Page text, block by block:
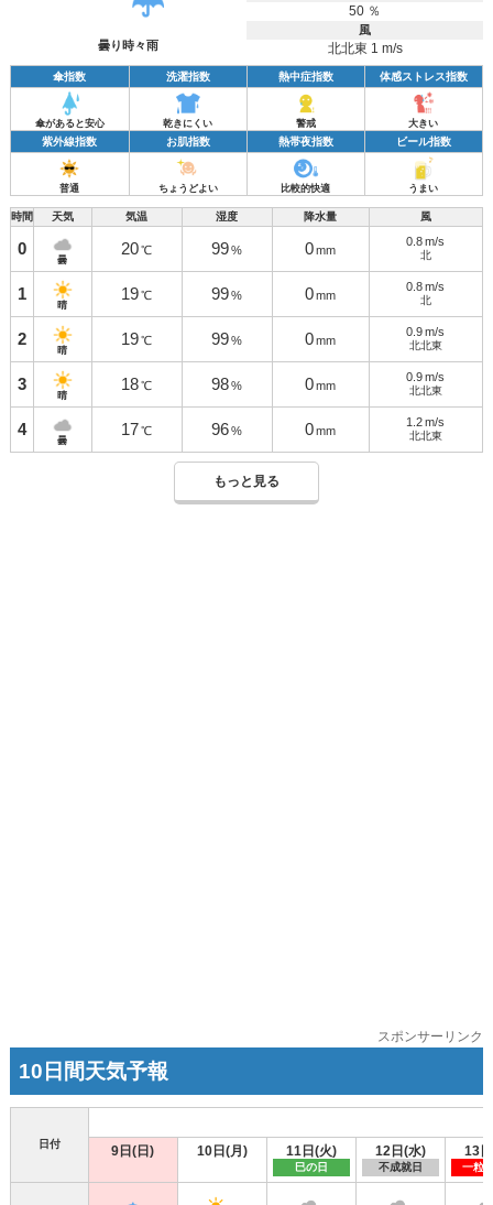
曇り時々雨
50 ％
風
北北東 1 m/s
傘指数 洗濯指数 熱中症指数 体感ストレス指数
傘があると安心 乾きにくい 警戒 大きい
紫外線指数 お肌指数 熱帯夜指数 ビール指数
普通 ちょうどよい 比較的快適 うまい
時間 天気 気温 湿度 降水量 風
0
曇
20 ℃ 99 % 0 mm
0.8 m/s
北
1
晴
19 ℃ 99 % 0 mm
0.8 m/s
北
2
晴
19 ℃ 99 % 0 mm
0.9 m/s
北北東
3
晴
18 ℃ 98 % 0 mm
0.9 m/s
北北東
4
曇
17 ℃ 96 % 0 mm
1.2 m/s
北北東
もっと見る
スポンサーリンク
10日間天気予報
日付 9日(日) 10日(月) 11日(火)
巳の日
12日(水)
不成就日
13
一粒